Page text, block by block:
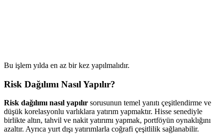
Bu işlem yılda en az bir kez yapılmalıdır.
Risk Dağılımı Nasıl Yapılır?
Risk dağılımı nasıl yapılır sorusunun temel yanıtı çeşitlendirme ve
düşük korelasyonlu varlıklara yatırım yapmaktır. Hisse senediyle
birlikte altın, tahvil ve nakit yatırımı yapmak, portföyün oynaklığını
azaltır. Ayrıca yurt dışı yatırımlarla coğrafi çeşitlilik sağlanabilir.